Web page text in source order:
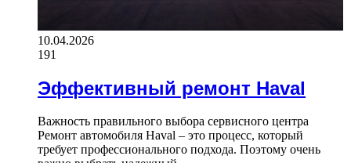
10.04.2026
191
Эффективный ремонт Haval
Важность правильного выбора сервисного центра
Ремонт автомобиля Haval – это процесс, который
требует профессионального подхода. Поэтому очень